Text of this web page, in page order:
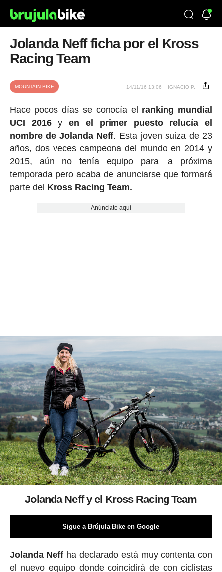
Jolanda Neff ficha por el Kross
Racing Team
MOUNTAIN BIKE 14/11/16 13:06 IGNACIO P.
Hace pocos días se conocía el ranking mundial
UCI 2016y en el primer puesto relucía el
nombre de Jolanda Neff. Esta joven suiza de 23
años, dos veces campeona del mundo en 2014 y
2015, aún no tenía equipo para la próxima
temporada pero acaba de anunciarse que formará
parte del Kross Racing Team.
Anúnciate aquí
Jolanda Neff y el Kross Racing Team
Sigue a Brújula Bike en Google
Jolanda Neff ha declarado está muy contenta con
el nuevo equipo donde coincidirá de con ciclistas